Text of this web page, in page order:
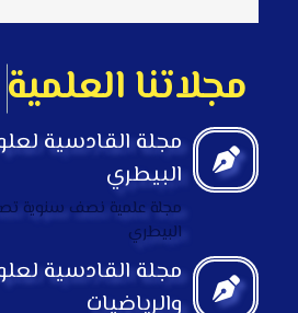
مجلتناال
مجلة القادسية
البيطري
مجلة علمية نصف سنوية
البيطري
مجلة القادسية
والرياضيات